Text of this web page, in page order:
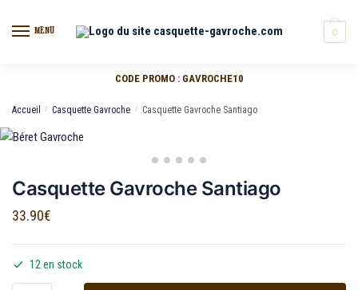
MENU 0
CODE PROMO : GAVROCHE10
Accueil / Casquette Gavroche / Casquette Gavroche Santiago
Casquette Gavroche Santiago
33.90€
12 en stock